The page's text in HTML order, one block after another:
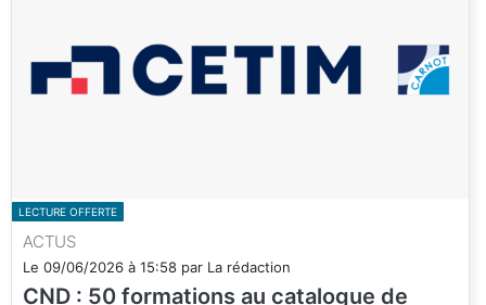
LECTURE OFFERTE
ACTUS
Le 09/06/2026 à 15:58 par La rédaction
CND : 50 formations au catalogue de